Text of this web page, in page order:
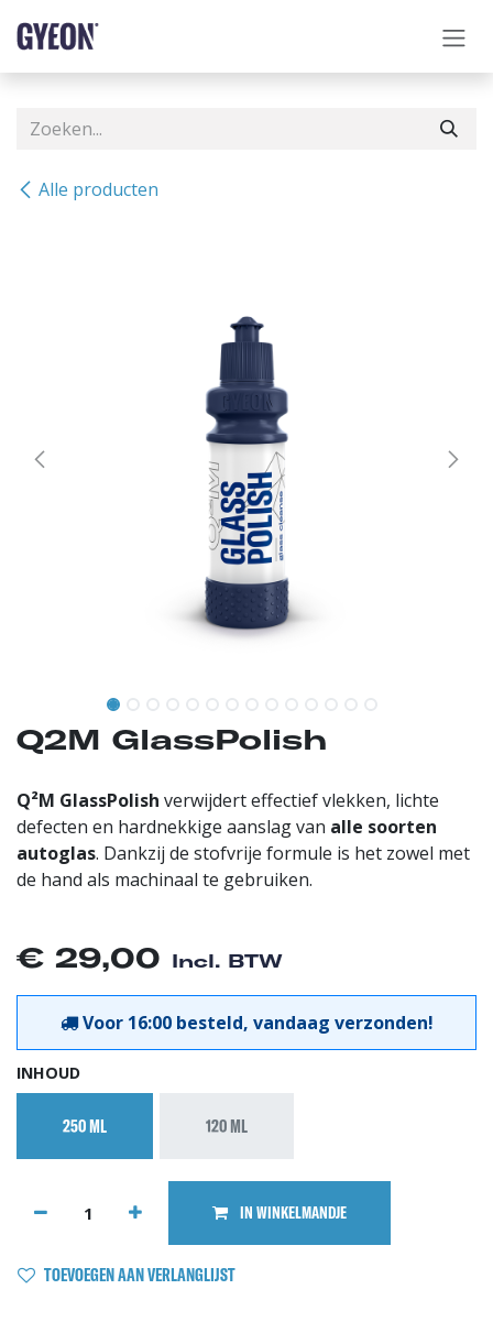
Alle producten
Q2M GlassPolish
Q²M GlassPolish verwijdert effectief vlekken, lichte
defecten en hardnekkige aanslag van alle soorten
autoglas. Dankzij de stofvrije formule is het zowel met
de hand als machinaal te gebruiken.
€ 29,00 Incl. BTW
Voor 16:00 besteld, vandaag verzonden!
INHOUD
250 ML 120 ML
IN WINKELMANDJE
TOEVOEGEN AAN VERLANGLIJST